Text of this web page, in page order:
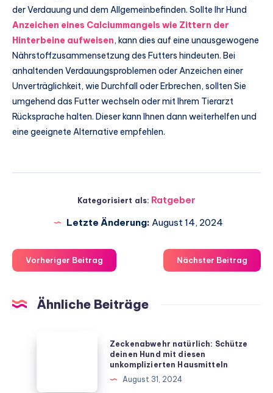
der Verdauung und dem Allgemeinbefinden. Sollte Ihr Hund
Anzeichen eines Calciummangels wie Zittern der
Hinterbeine aufweisen, kann dies auf eine unausgewogene
Nährstoffzusammensetzung des Futters hindeuten. Bei
anhaltenden Verdauungsproblemen oder Anzeichen einer
Unverträglichkeit, wie Durchfall oder Erbrechen, sollten Sie
umgehend das Futter wechseln oder mit Ihrem Tierarzt
Rücksprache halten. Dieser kann Ihnen dann weiterhelfen und
eine geeignete Alternative empfehlen.
Kategorisiert als: Ratgeber
Letzte Änderung: August 14, 2024
Vorheriger Beitrag Nächster Beitrag
Ähnliche Beiträge
Zeckenabwehr natürlich: Schütze
deinen Hund mit diesen
unkomplizierten Hausmitteln
August 31, 2024